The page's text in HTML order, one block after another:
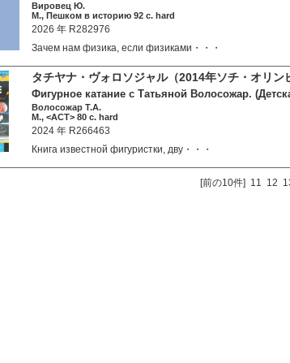
Вировец Ю.
М., Пешком в историю 92 c. hard
2026 年 R282976
Зачем нам физика, если физиками・・・
タチヤナ・ヴォロソジャル（2014年ソチ・オリ
Фигурное катание с Татьяной Волосожар.
Волосожар Т.А.
М., <АСТ> 80 c. hard
2024 年 R266463
Книга известной фигуристки, дву・・・
[前の10件] 11 12